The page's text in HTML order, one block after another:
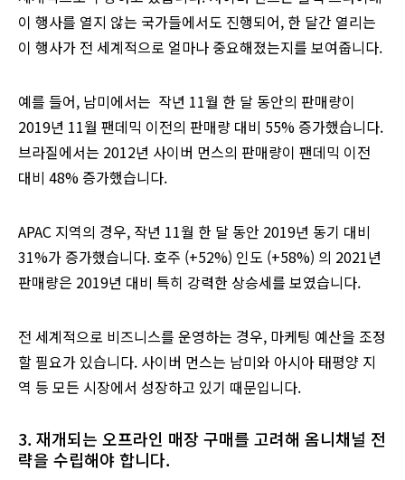
이 행사를 열지 않는 국가들에서도 진행되어, 한 달간 열리는
이 행사가 전 세계적으로 얼마나 중요해졌는지를 보여줍니다.
예를 들어, 남미에서는 작년 11월 한 달 동안의 판매량이
2019년 11월 팬데믹 이전의 판매량 대비 55% 증가했습니다.
브라질에서는 2012년 사이버 먼스의 판매량이 팬데믹 이전
대비 48% 증가했습니다.
APAC 지역의 경우, 작년 11월 한 달 동안 2019년 동기 대비
31%가 증가했습니다. 호주 (+52%) 인도 (+58%) 의 2021년
판매량은 2019년 대비 특히 강력한 상승세를 보였습니다.
전 세계적으로 비즈니스를 운영하는 경우, 마케팅 예산을 조정
할 필요가 있습니다. 사이버 먼스는 남미와 아시아 태평양 지
역 등 모든 시장에서 성장하고 있기 때문입니다.
3. 재개되는 오프라인 매장 구매를 고려해 옴니채널 전
략을 수립해야 합니다.